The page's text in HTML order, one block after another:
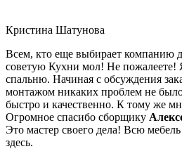
Кристина Шатунова
Всем, кто еще выбирает компанию
советую Кухни мол! Не пожалеете!
спальню. Начиная с обсуждения
монтажом никаких проблем не
быстро и качественно. К тому же
Огромное спасибо сборщику
Это мастер своего дела! Всю мебель
здесь.